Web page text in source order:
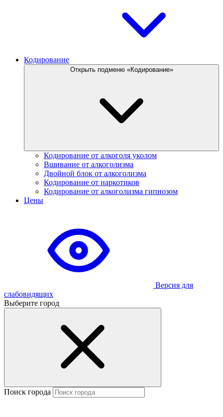
Кодирование
Открыть подменю «Кодирование»
Кодирование от алкоголя уколом
Вшивание от алкоголизма
Двойной блок от алкоголизма
Кодирование от наркотиков
Кодирование от алкоголизма гипнозом
Цены
Версия для
слабовидящих
Выберите город
Поиск города